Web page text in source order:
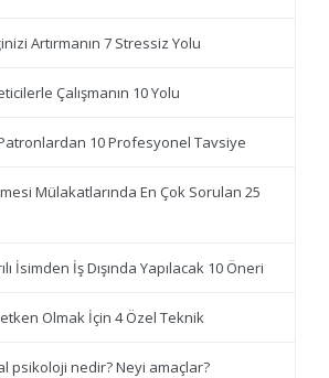
Artırmanın 7 Stressiz Yolu
Çalışmanın 10 Yolu
Patronlardan 10 Profesyonel Tavsiye
Mülakatlarında En Çok Sorulan 25
İsimden İş Dışında Yapılacak 10 Öneri
Olmak İçin 4 Özel Teknik
psikoloji nedir? Neyi amaçlar?